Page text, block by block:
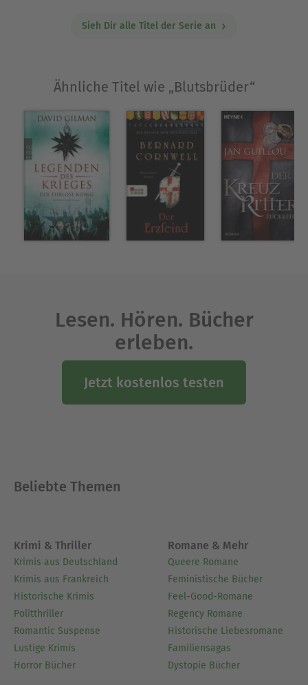
Sieh Dir alle Titel der Serie an
Ähnliche Titel wie „Blutsbrüder“
Lesen. Hören. Bücher
erleben.
Jetzt kostenlos testen
Beliebte Themen
Krimi & Thriller
Krimis aus Deutschland
Krimis aus Frankreich
Historische Krimis
Politthriller
Romantic Suspense
Lustige Krimis
Horror Bücher
Romane & Mehr
Queere Romane
Feministische Bücher
Feel-Good-Romane
Regency Romane
Historische Liebesromane
Familiensagas
Dystopie Bücher